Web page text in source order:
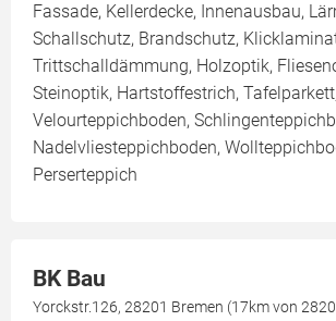
Fassade, Kellerdecke, Innenausbau,
Schallschutz, Brandschutz,
Trittschalldämmung, Holzoptik,
Steinoptik, Hartstoffestrich,
Velourteppichboden,
Nadelvliesteppichboden,
Perserteppich
BK Bau
Yorckstr.126, 28201 Bremen (17km von